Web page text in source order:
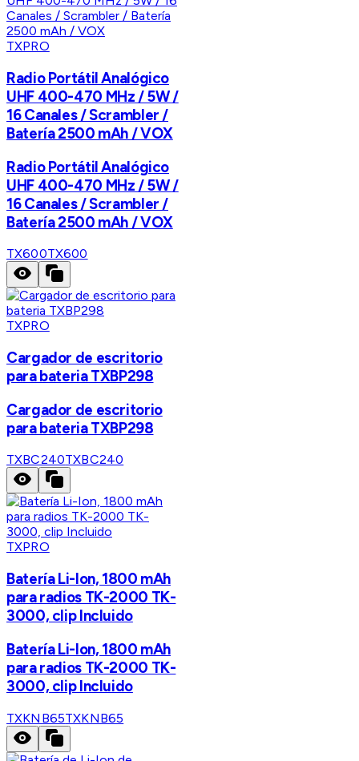
TXPRO
Radio Portátil Analógico
UHF 400-470 MHz / 5W /
16 Canales / Scrambler /
Batería 2500 mAh / VOX
Radio Portátil Analógico
UHF 400-470 MHz / 5W /
16 Canales / Scrambler /
Batería 2500 mAh / VOX
TX600TX600
TXPRO
Cargador de escritorio
para bateria TXBP298
Cargador de escritorio
para bateria TXBP298
TXBC240TXBC240
TXPRO
Batería Li-Ion, 1800 mAh
para radios TK-2000 TK-
3000, clip Incluido
Batería Li-Ion, 1800 mAh
para radios TK-2000 TK-
3000, clip Incluido
TXKNB65TXKNB65